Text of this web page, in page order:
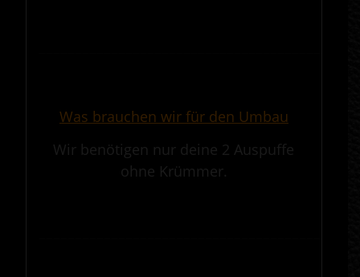
Was brauchen wir für den Umbau
Wir benötigen nur deine 2 Auspuffe
ohne Krümmer.